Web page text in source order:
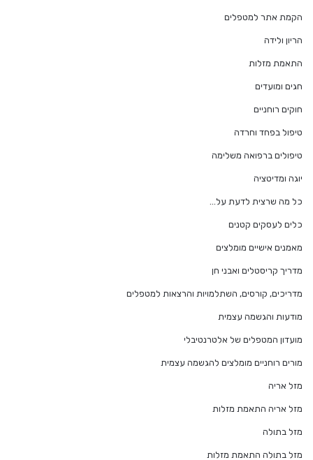
הקמת אתר למטפלים
הריון ולידה
התאמת מזלות
חגים ומועדים
חוקים רוחניים
טיפול בפחד וחרדה
טיפולים ברפואה משלימה
יוגה ומדיטציה
כל מה שרצית לדעת על…
כלים לעסקים קטנים
מאמנים אישיים מומלצים
מדריך קריסטלים ואבני חן
מדריכים, קורסים, השתלמויות והרצאות למטפלים
מודעות והגשמה עצמית
מועדון המטפלים של אלטרנטיבלי
מורים רוחניים מומלצים להגשמה עצמית
מזל אריה
מזל אריה התאמת מזלות
מזל בתולה
מזל בתולה התאמת מזלות